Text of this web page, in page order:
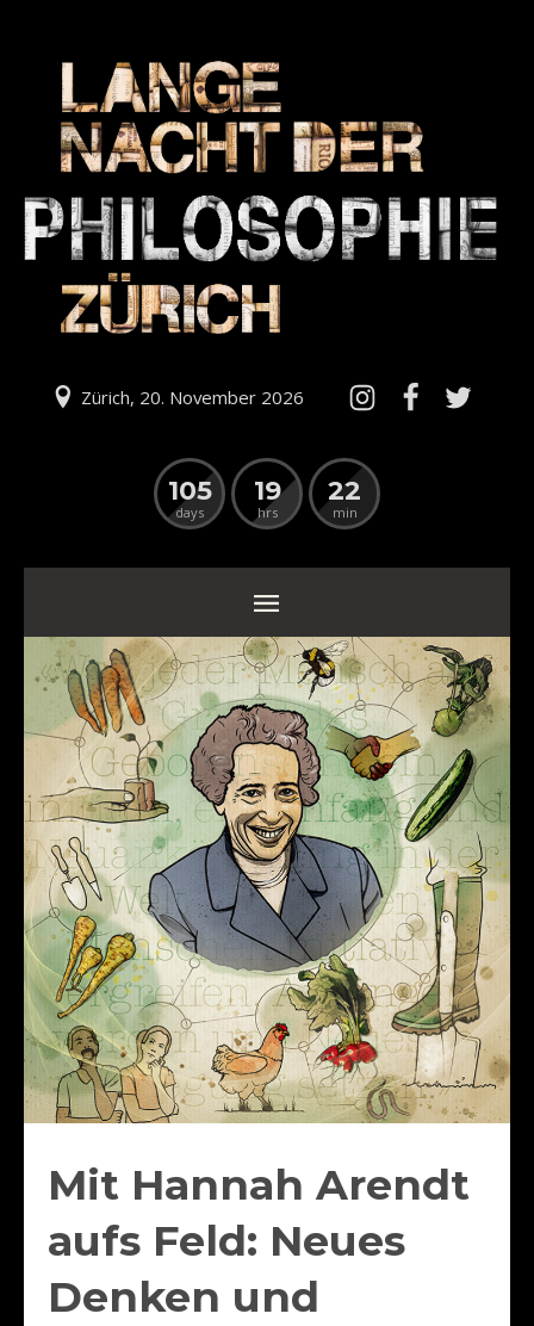
Zürich, 20. November 2026
105
days
19
hrs
22
min
Mit Hannah Arendt
aufs Feld: Neues
Denken und